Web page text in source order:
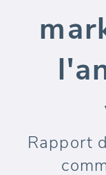
Rapport